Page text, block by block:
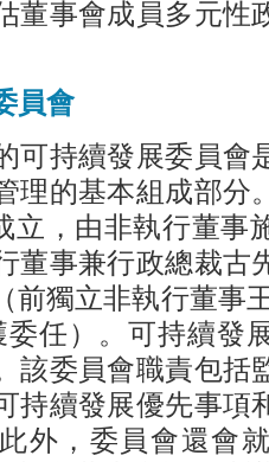
董事會成員多元性
員會
可持續發展委員會
理的基本組成部分
立，由非執行董事
董事兼行政總裁古
前獨立非執行董事
委任）。可持續發
該委員會職責包括
持續發展優先事項
外，委員會還會